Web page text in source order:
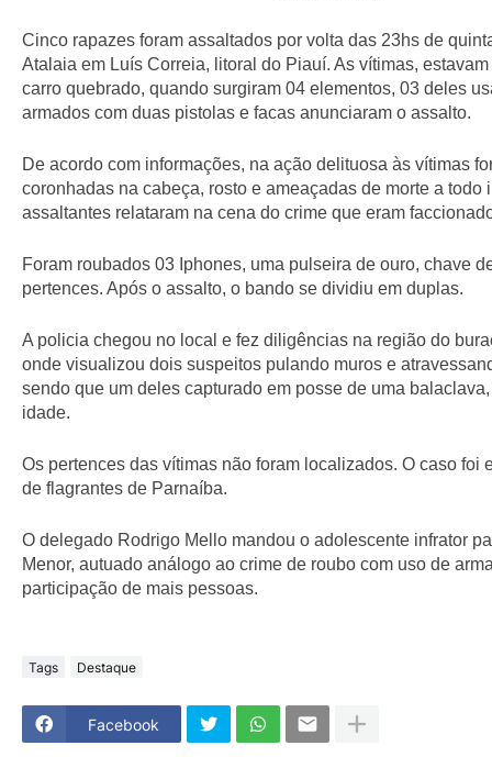
Cinco rapazes foram assaltados por volta das 23hs de
Atalaia em Luís Correia, litoral do Piauí. As vítimas,
carro quebrado, quando surgiram 04 elementos, 03 deles
armados com duas pistolas e facas anunciaram o assalto.
De acordo com informações, na ação delituosa às vítimas
coronhadas na cabeça, rosto e ameaçadas de morte a todo
assaltantes relataram na cena do crime que eram
Foram roubados 03 Iphones, uma pulseira de ouro, chave
pertences. Após o assalto, o bando se dividiu em duplas.
A policia chegou no local e fez diligências na região do
onde visualizou dois suspeitos pulando muros e
sendo que um deles capturado em posse de uma
idade.
Os pertences das vítimas não foram localizados. O caso foi
de flagrantes de Parnaíba.
O delegado Rodrigo Mello mandou o adolescente infrator
Menor, autuado análogo ao crime de roubo com uso de
participação de mais pessoas.
Tags Destaque
Facebook